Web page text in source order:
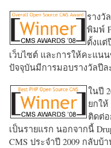
รางวั
พิมพ์
ตั้งแต่
เว็บไซต์ และการให้คะแน
ปัจจุบันมีการมอบรางวัลปีล
ในปี
ยกให้
ติดต่อ
เป็นรายแรก นอกจากนี้
CMS ประจำปี 2009 กลับบ้